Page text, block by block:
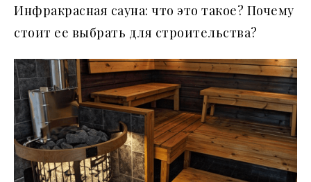
Инфракрасная сауна: что это такое? Почему
стоит ее выбрать для строительства?